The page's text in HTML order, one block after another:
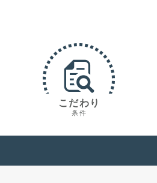
こだわり
条件